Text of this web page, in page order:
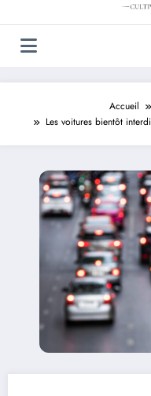
Accueil
Les voitures bientôt